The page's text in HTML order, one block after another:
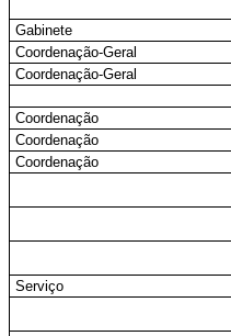
Gabinete
Coordenação-Geral
Coordenação-Geral
Coordenação
Coordenação
Coordenação
Serviço